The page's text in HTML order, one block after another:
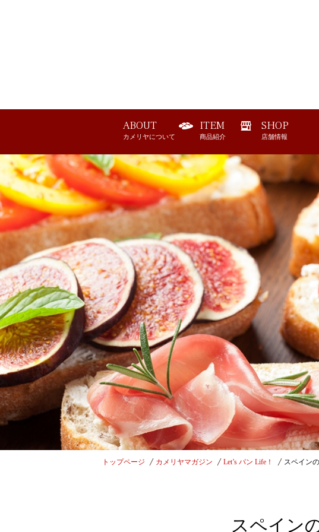
ABOUT
カメリヤについて
ITEM
商品紹介
SHOP
店舗情報
トップページ カメリヤマガジン Let’s パン Life！ スペイン
スペイン